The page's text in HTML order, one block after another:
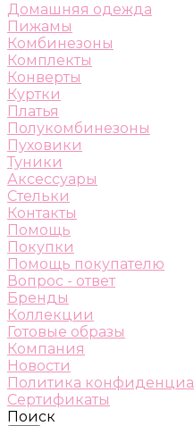
Домашняя одежда
Пижамы
Комбинезоны
Комплекты
Конверты
Куртки
Платья
Полукомбинезоны
Пуховики
Туники
Аксессуары
Стельки
Контакты
Помощь
Покупки
Помощь покупателю
Вопрос - ответ
Бренды
Коллекции
Готовые образы
Компания
Новости
Политика
Сертификаты
Поиск